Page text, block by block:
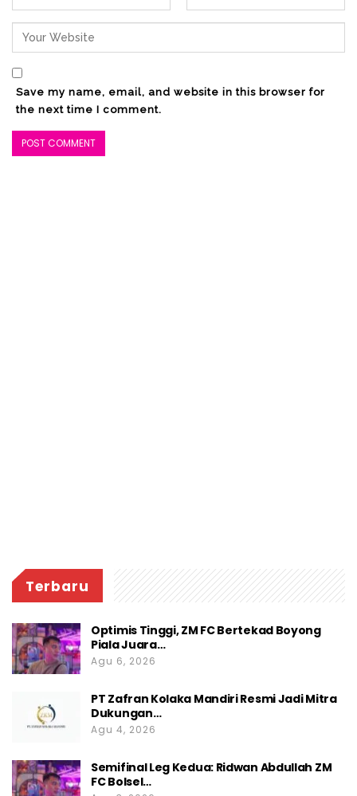
Save my name, email, and website in this browser for
the next time I comment.
Terbaru
Optimis Tinggi, ZM FC Bertekad Boyong
Piala Juara…
Agu 6, 2026
PT Zafran Kolaka Mandiri Resmi Jadi Mitra
Dukungan…
Agu 4, 2026
Semifinal Leg Kedua: Ridwan Abdullah ZM
FC Bolsel…